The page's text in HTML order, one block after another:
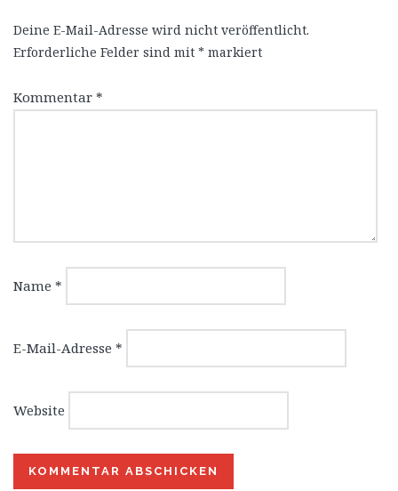
Deine E-Mail-Adresse wird nicht veröffentlicht.
Erforderliche Felder sind mit * markiert
Kommentar *
Name *
E-Mail-Adresse *
Website